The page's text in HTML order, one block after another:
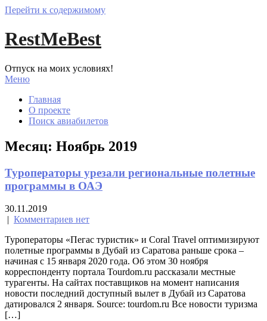
Перейти к содержимому
RestMeBest
Отпуск на моих условиях!
Меню
Главная
О проекте
Поиск авиабилетов
Месяц: Ноябрь 2019
Туроператоры урезали региональные полетные
программы в ОАЭ
30.11.2019
| Комментариев нет
Туроператоры «Пегас туристик» и Coral Travel оптимизируют
полетные программы в Дубай из Саратова раньше срока –
начиная с 15 января 2020 года. Об этом 30 ноября
корреспонденту портала Tourdom.ru рассказали местные
турагенты. На сайтах поставщиков на момент написания
новости последний доступный вылет в Дубай из Саратова
датировался 2 января. Source: tourdom.ru Все новости туризма
[…]